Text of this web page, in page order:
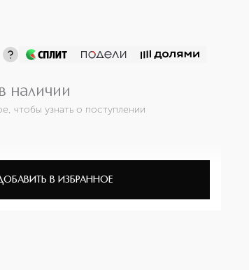
наличии
чтобы узнать о поступлении
В ИЗБРАННОЕ